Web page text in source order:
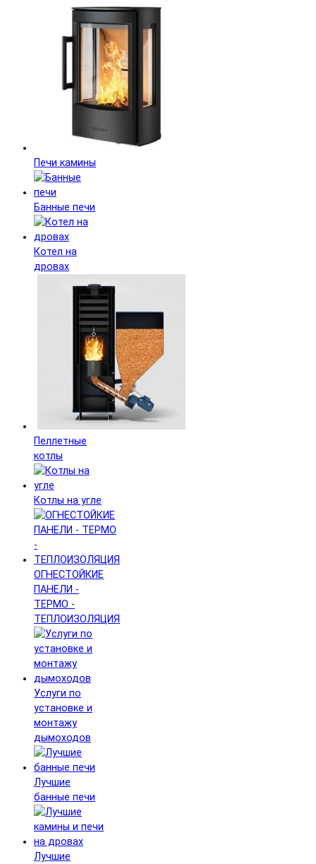
Печи камины
Банные печи
Котел на
дровах
Пеллетные
котлы
Котлы на угле
ОГНЕСТОЙКИЕ
ПАНЕЛИ -
ТЕРМО -
ТЕПЛОИЗОЛЯЦИЯ
Услуги по
установке и
монтажу
дымоходов
Лучшие
банные печи
Лучшие